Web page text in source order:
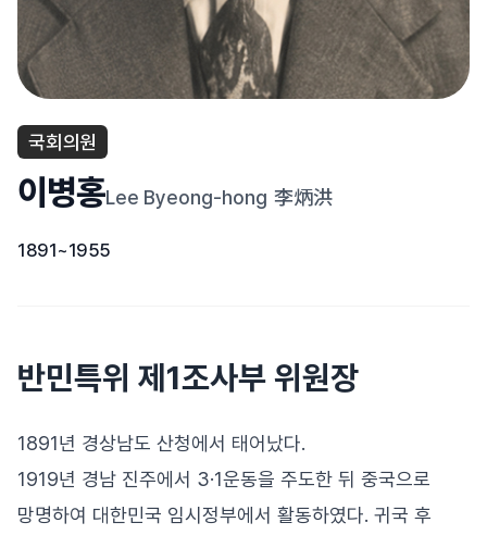
국회의원
이병홍Lee Byeong-hong 李炳洪
1891~1955
반민특위 제1조사부 위원장
1891년 경상남도 산청에서 태어났다.
1919년 경남 진주에서 3·1운동을 주도한 뒤 중국으로
망명하여 대한민국 임시정부에서 활동하였다. 귀국 후